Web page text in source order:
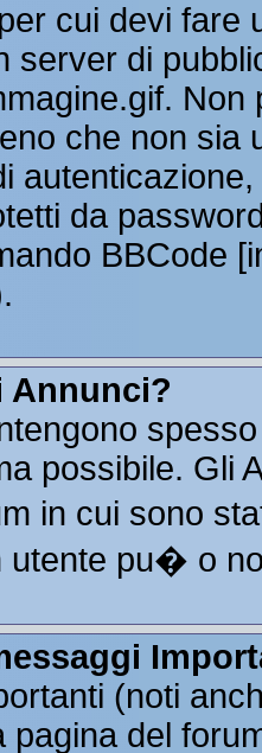
cui devi fare
server di
che non sia
da
BBCode
Annunci?
possibile. Gli
in cui sono
utente pu� o
(noti
pagina del